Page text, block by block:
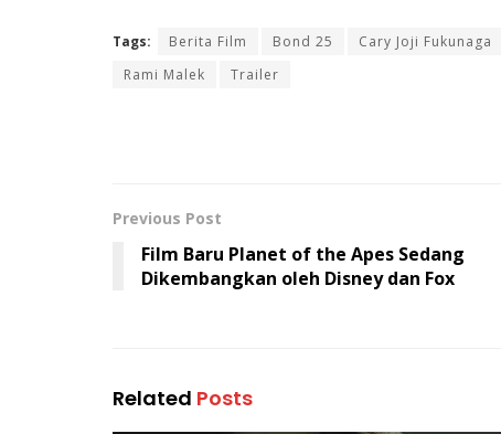
Tags: Berita Film Bond 25 Cary Joji Fukunaga
Rami Malek
Trailer
Previous Post
Film Baru Planet of the Apes Sedang
Dikembangkan oleh Disney dan Fox
Related Posts